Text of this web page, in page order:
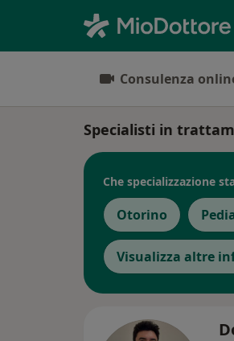
Consulenza
Specialisti in
Che specializzazione
Otorino
Visualizza altre